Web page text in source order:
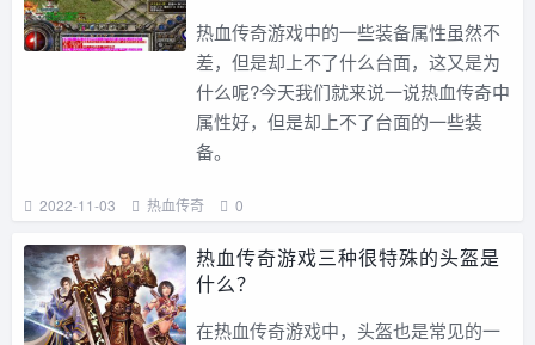
热血传奇游戏中的一些装备属性虽然不
差，但是却上不了什么台面，这又是为
什么呢?今天我们就来说一说热血传奇中
属性好，但是却上不了台面的一些装
备。
2022-11-03 热血传奇 0
热血传奇游戏三种很特殊的头盔是
什么？
在热血传奇游戏中，头盔也是常见的一